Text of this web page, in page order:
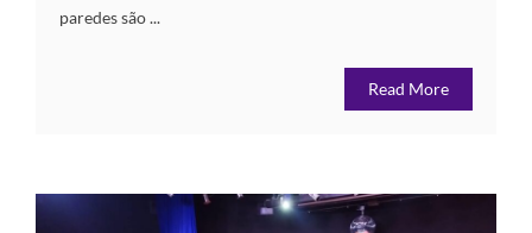
paredes são ...
Read More